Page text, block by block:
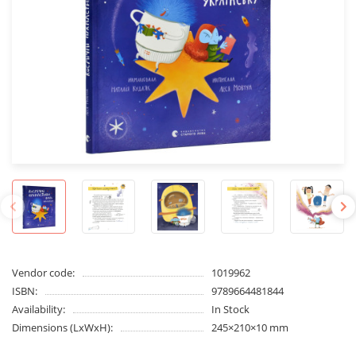
Vendor code:
1019962
ISBN:
9789664481844
Availability:
In Stock
Dimensions (LxWxH):
245×210×10 mm